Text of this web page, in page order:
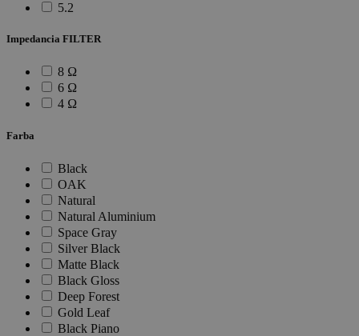
5.2
Impedancia FILTER
8 Ω
6 Ω
4 Ω
Farba
Black
OAK
Natural
Natural Aluminium
Space Gray
Silver Black
Matte Black
Black Gloss
Deep Forest
Gold Leaf
Black Piano